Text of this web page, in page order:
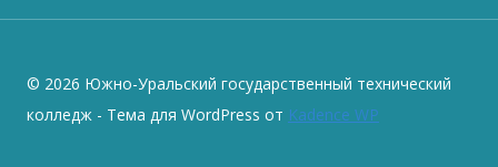
© 2026 Южно-Уральский государственный технический
колледж - Тема для WordPress от Kadence WP